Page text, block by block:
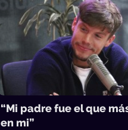
“Mi padre fue el que
en mi”